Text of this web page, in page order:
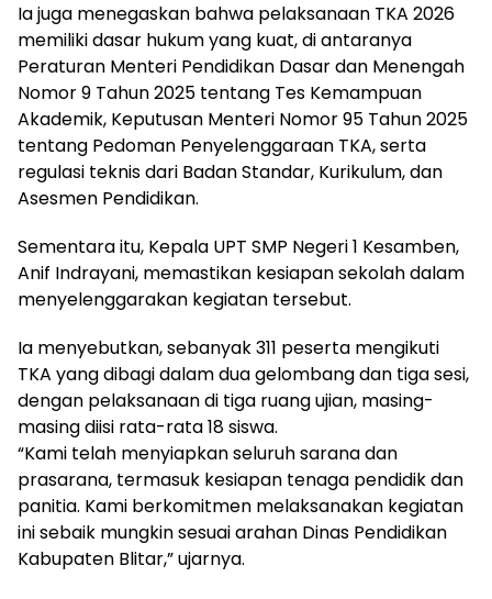
Ia juga menegaskan bahwa pelaksanaan TKA 2026
memiliki dasar hukum yang kuat, di antaranya
Peraturan Menteri Pendidikan Dasar dan Menengah
Nomor 9 Tahun 2025 tentang Tes Kemampuan
Akademik, Keputusan Menteri Nomor 95 Tahun 2025
tentang Pedoman Penyelenggaraan TKA, serta
regulasi teknis dari Badan Standar, Kurikulum, dan
Asesmen Pendidikan.
Sementara itu, Kepala UPT SMP Negeri 1 Kesamben,
Anif Indrayani, memastikan kesiapan sekolah dalam
menyelenggarakan kegiatan tersebut.
Ia menyebutkan, sebanyak 311 peserta mengikuti
TKA yang dibagi dalam dua gelombang dan tiga sesi,
dengan pelaksanaan di tiga ruang ujian, masing-
masing diisi rata-rata 18 siswa.
“Kami telah menyiapkan seluruh sarana dan
prasarana, termasuk kesiapan tenaga pendidik dan
panitia. Kami berkomitmen melaksanakan kegiatan
ini sebaik mungkin sesuai arahan Dinas Pendidikan
Kabupaten Blitar,” ujarnya.